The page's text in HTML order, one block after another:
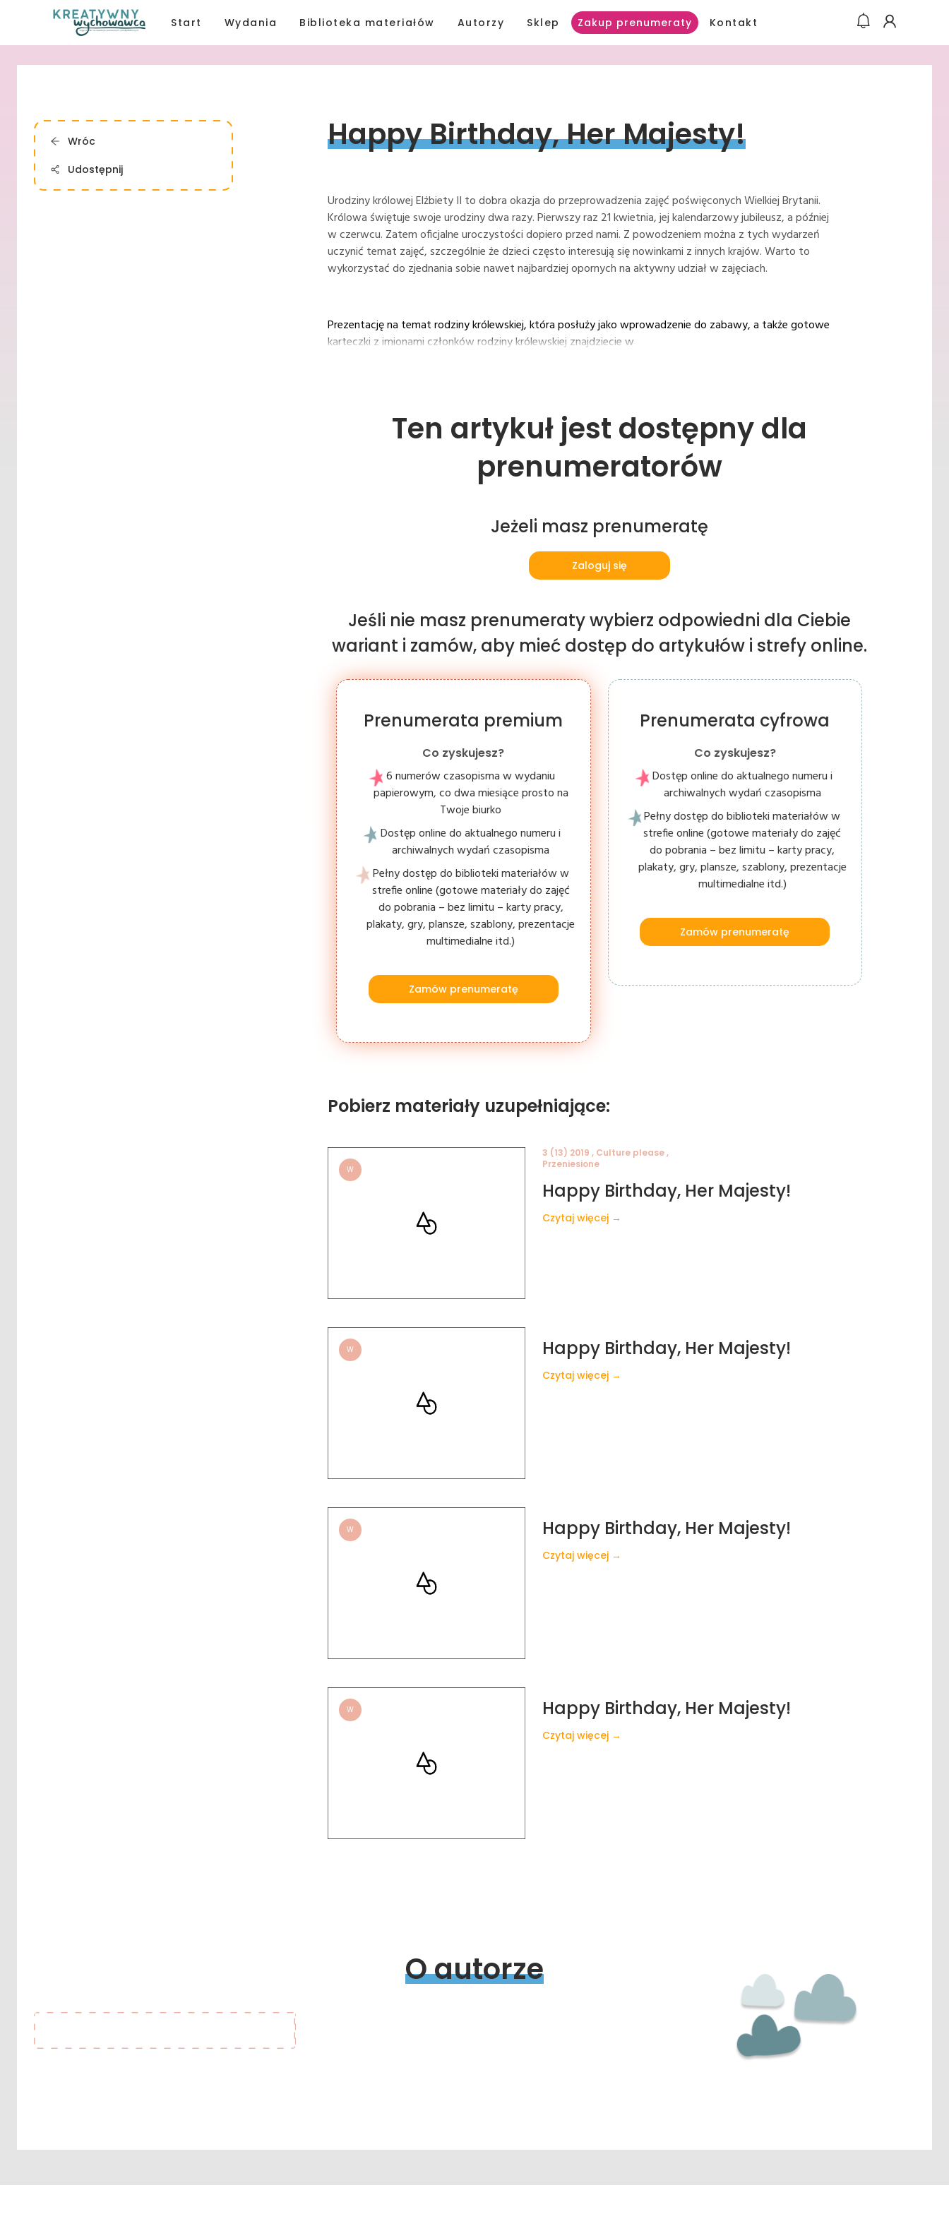
Start Wydania Biblioteka materiałów Autorzy Sklep Zakup prenumeraty Kontakt
Wróc
Udostępnij
Happy Birthday, Her Majesty!
Urodziny królowej Elżbiety II to dobra okazja do przeprowadzenia zajęć poświęconych Wielkiej Brytanii.
Królowa świętuje swoje urodziny dwa razy. Pierwszy raz 21 kwietnia, jej kalendarzowy jubileusz, a później
w czerwcu. Zatem oficjalne uroczystości dopiero przed nami. Z powodzeniem można z tych wydarzeń
uczynić temat zajęć, szczególnie że dzieci często interesują się nowinkami z innych krajów. Warto to
wykorzystać do zjednania sobie nawet najbardziej opornych na aktywny udział w zajęciach.
Prezentację na temat rodziny królewskiej, która posłuży jako wprowadzenie do zabawy, a także gotowe
karteczki z imionami członków rodziny królewskiej znajdziecie w
Ten artykuł jest dostępny dla
prenumeratorów
Jeżeli masz prenumeratę
Zaloguj się
Jeśli nie masz prenumeraty wybierz odpowiedni dla Ciebie
wariant i zamów, aby mieć dostęp do artykułów i strefy online.
Prenumerata premium
Co zyskujesz?
6 numerów czasopisma w wydaniu
papierowym, co dwa miesiące prosto na
Twoje biurko
Dostęp online do aktualnego numeru i
archiwalnych wydań czasopisma
Pełny dostęp do biblioteki materiałów w
strefie online (gotowe materiały do zajęć
do pobrania – bez limitu – karty pracy,
plakaty, gry, plansze, szablony, prezentacje
multimedialne itd.)
Zamów prenumeratę
Prenumerata cyfrowa
Co zyskujesz?
Dostęp online do aktualnego numeru i
archiwalnych wydań czasopisma
Pełny dostęp do biblioteki materiałów w
strefie online (gotowe materiały do zajęć
do pobrania – bez limitu – karty pracy,
plakaty, gry, plansze, szablony, prezentacje
multimedialne itd.)
Zamów prenumeratę
Pobierz materiały uzupełniające:
W
3 (13) 2019 , Culture please ,
Przeniesione
Happy Birthday, Her Majesty!
Czytaj więcej →
W Happy Birthday, Her Majesty!
Czytaj więcej →
W Happy Birthday, Her Majesty!
Czytaj więcej →
W Happy Birthday, Her Majesty!
Czytaj więcej →
O autorze